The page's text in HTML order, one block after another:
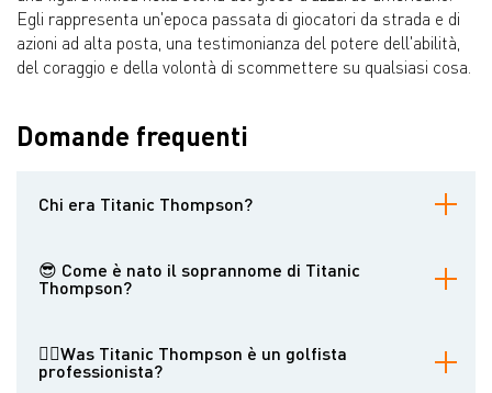
Egli rappresenta un'epoca passata di giocatori da strada e di
azioni ad alta posta, una testimonianza del potere dell'abilità,
del coraggio e della volontà di scommettere su qualsiasi cosa.
Domande frequenti
Chi era Titanic Thompson?
leggendario giocatore d'azzardo, golfista e truffatore americano,
noto per le sue eccezionali abilità in vari giochi e per la sua
inclinazione a fare scommesse elaborate. Viaggiava per il paese
vantaggio.
😎 Come è nato il soprannome di Titanic
Thompson?
1912 dopo aver vinto una partita a biliardo e aver fatto un audace
salto attraverso il tavolo. Uno spettatore osservò che "affondava
tutti", paragonandolo allo sfortunato Titanic. Un'altra storia meno
🏌️‍♀️Was Titanic Thompson è un golfista
professionista?